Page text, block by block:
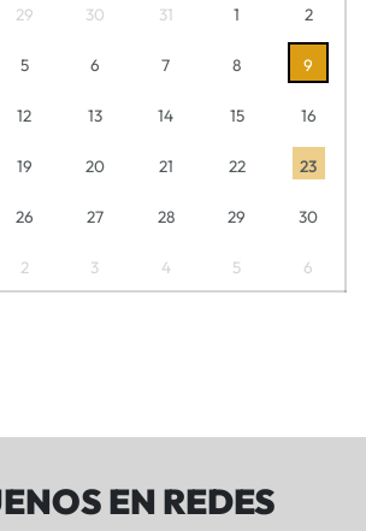
29 30 31 1 2
5 6 7 8 9
12 13 14 15 16
19 20 21 22 23
26 27 28 29 30
2 3 4 5 6
EN REDES